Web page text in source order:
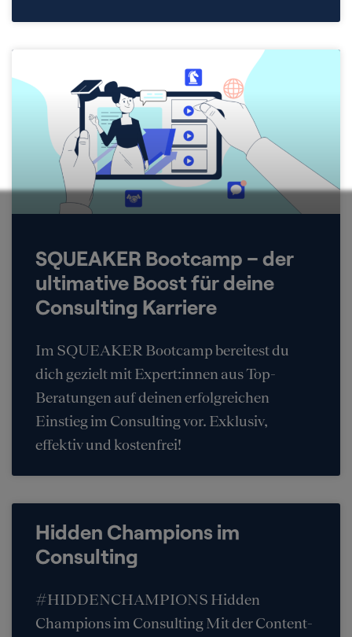
SQUEAKER Bootcamp – der
ultimative Boost für deine
Consulting Karriere
Im SQUEAKER Bootcamp bereitest du
dich gezielt mit Expert:innen aus Top-
Beratungen auf deinen erfolgreichen
Einstieg im Consulting vor. Exklusiv,
effektiv und kostenfrei!
Hidden Champions im
Consulting
#HIDDENCHAMPIONS Hidden
Champions im Consulting Mit der Content-